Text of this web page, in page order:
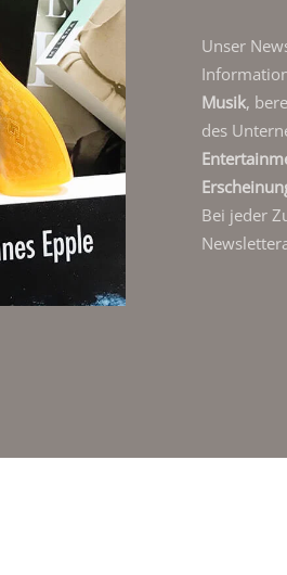
Unser
Musik,
des
Bei jeder